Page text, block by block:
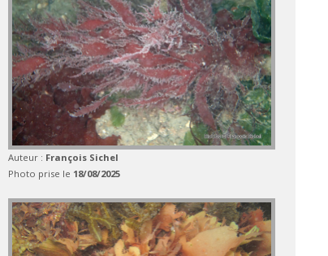
Auteur : François Sichel
Photo prise le 18/08/2025